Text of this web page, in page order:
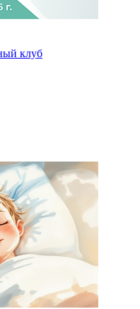
клуб